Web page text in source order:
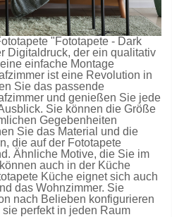
"Fototapete - Dark
Digitaldruck, der ein qualitativ
einfache Montage
ist eine Revolution in
Sie das passende
und genießen Sie jede
Sie können die Größe
Gegebenheiten
Sie das Material und die
die auf der Fototapete
Ähnliche Motive, die Sie im
auch in der Küche
Küche eignet sich auch
das Wohnzimmer. Sie
nach Belieben konfigurieren
perfekt in jeden Raum